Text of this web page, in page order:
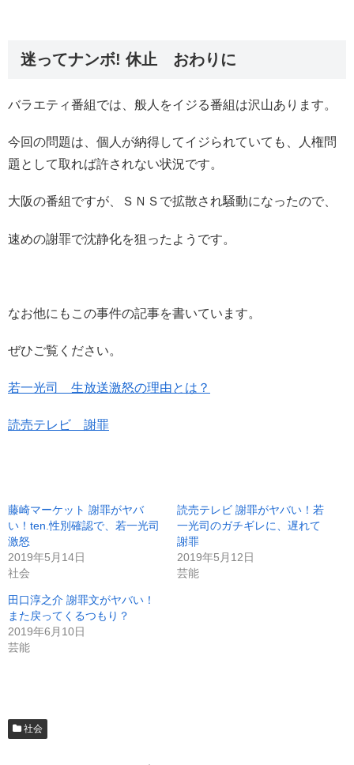
迷ってナンボ! 休止 おわりに
バラエティ番組では、般人をイジる番組は沢山あります。
今回の問題は、個人が納得してイジられていても、人権問
題として取れば許されない状況です。
大阪の番組ですが、ＳＮＳで拡散され騒動になったので、
速めの謝罪で沈静化を狙ったようです。
なお他にもこの事件の記事を書いています。
ぜひご覧ください。
若一光司 生放送激怒の理由とは？
読売テレビ 謝罪
藤崎マーケット 謝罪がヤバ
い！ten.性別確認で、若一光司
激怒
2019年5月14日
社会
読売テレビ 謝罪がヤバい！若
一光司のガチギレに、遅れて
謝罪
2019年5月12日
芸能
田口淳之介 謝罪文がヤバい！
また戻ってくるつもり？
2019年6月10日
芸能
社会